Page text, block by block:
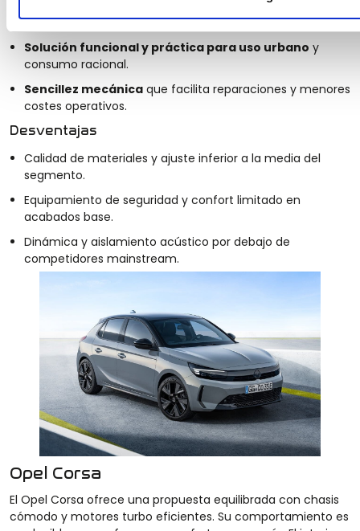
Precio de adquisición muy bajo y costesde
mantenimiento contenidos.
Solución funcional y práctica para uso urbano y
consumo racional.
Sencillez mecánica que facilita reparaciones y menores
costes operativos.
Desventajas
Calidad de materiales y ajuste inferior a la media del
segmento.
Equipamiento de seguridad y confort limitado en
acabados base.
Dinámica y aislamiento acústico por debajo de
competidores mainstream.
Opel Corsa
El Opel Corsa ofrece una propuesta equilibrada con chasis
cómodo y motores turbo eficientes. Su comportamiento es